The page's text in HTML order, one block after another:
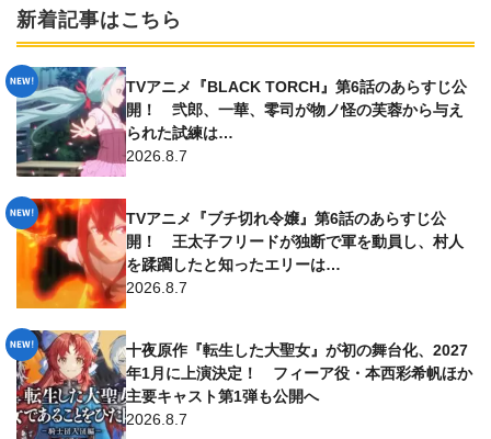
新着記事はこちら
TVアニメ『BLACK TORCH』第6話のあらすじ公
開！ 弐郎、一華、零司が物ノ怪の芙蓉から与え
られた試練は…
2026.8.7
TVアニメ『ブチ切れ令嬢』第6話のあらすじ公
開！ 王太子フリードが独断で軍を動員し、村人
を蹂躙したと知ったエリーは…
2026.8.7
十夜原作『転生した大聖女』が初の舞台化、2027
年1月に上演決定！ フィーア役・本西彩希帆ほか
主要キャスト第1弾も公開へ
2026.8.7